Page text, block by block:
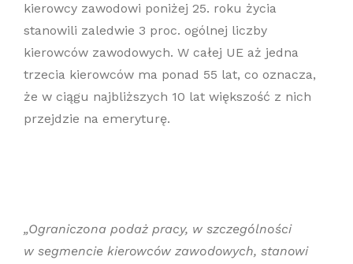
kierowcy zawodowi poniżej 25. roku życia
stanowili zaledwie 3 proc. ogólnej liczby
kierowców zawodowych. W całej UE aż jedna
trzecia kierowców ma ponad 55 lat, co oznacza,
że w ciągu najbliższych 10 lat większość z nich
przejdzie na emeryturę.
„Ograniczona podaż pracy, w szczególności
w segmencie kierowców zawodowych, stanowi